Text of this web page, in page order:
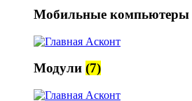
Мобильные компьютеры
Модули (7)